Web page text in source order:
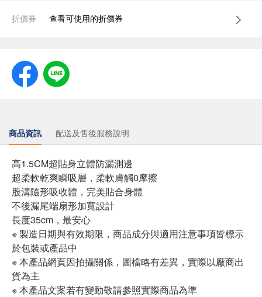
折價券 查看可使用的折價券
商品資訊 配送及售後服務說明
高1.5CM超貼身立體防漏測邊
超柔軟乾爽瞬吸層，柔軟膚觸0摩擦
股溝隨形吸收體，完美貼合身體
不後漏尾端扇形加寬設計
長度35cm，最安心
※ 製造日期與有效期限，商品成分與適用注意事項皆標示
於包裝或產品中
※ 本產品網頁因拍攝關係，圖檔略有差異，實際以廠商出
貨為主
※ 本產品文案若有變動敬請參照實際商品為準